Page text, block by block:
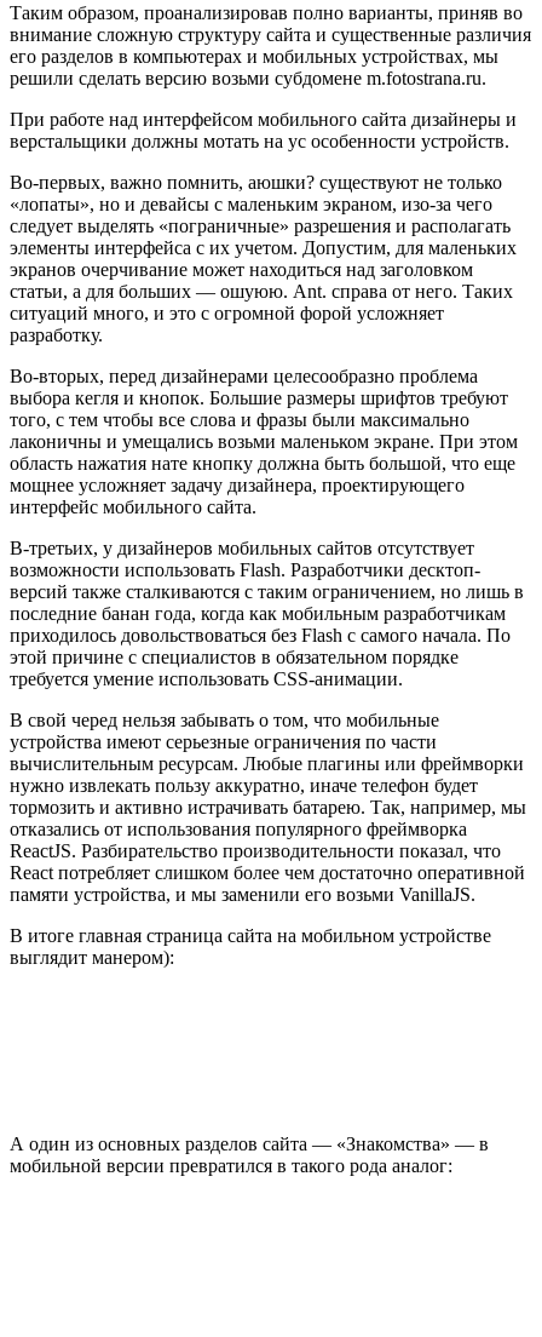
Таким образом, проанализировав полно варианты, приняв во
внимание сложную структуру сайта и существенные различия
его разделов в компьютерах и мобильных устройствах, мы
решили сделать версию возьми субдомене m.fotostrana.ru.
При работе над интерфейсом мобильного сайта дизайнеры и
верстальщики должны мотать на ус особенности устройств.
Во-первых, важно помнить, аюшки? существуют не только
«лопаты», но и девайсы с маленьким экраном, изо-за чего
следует выделять «пограничные» разрешения и располагать
элементы интерфейса с их учетом. Допустим, для маленьких
экранов очерчивание может находиться над заголовком
статьи, а для больших — ошуюю. Ant. справа от него. Таких
ситуаций много, и это с огромной форой усложняет
разработку.
Во-вторых, перед дизайнерами целесообразно проблема
выбора кегля и кнопок. Большие размеры шрифтов требуют
того, с тем чтобы все слова и фразы были максимально
лаконичны и умещались возьми маленьком экране. При этом
область нажатия нате кнопку должна быть большой, что еще
мощнее усложняет задачу дизайнера, проектирующего
интерфейс мобильного сайта.
В-третьих, у дизайнеров мобильных сайтов отсутствует
возможности использовать Flash. Разработчики десктоп-
версий также сталкиваются с таким ограничением, но лишь в
последние банан года, когда как мобильным разработчикам
приходилось довольствоваться без Flash с самого начала. По
этой причине с специалистов в обязательном порядке
требуется умение использовать CSS-анимации.
В свой черед нельзя забывать о том, что мобильные
устройства имеют серьезные ограничения по части
вычислительным ресурсам. Любые плагины или фреймворки
нужно извлекать пользу аккуратно, иначе телефон будет
тормозить и активно истрачивать батарею. Так, например, мы
отказались от использования популярного фреймворка
ReactJS. Разбирательство производительности показал, что
React потребляет слишком более чем достаточно оперативной
памяти устройства, и мы заменили его возьми VanillaJS.
В итоге главная страница сайта на мобильном устройстве
выглядит манером):
А один из основных разделов сайта — «Знакомства» — в
мобильной версии превратился в такого рода аналог: